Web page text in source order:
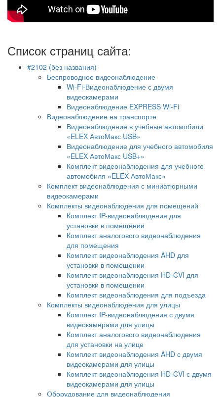
Список страниц сайта:
#2102 (без названия)
Беспроводное видеонаблюдение
Wi-Fi-Видеонаблюдение с двумя
видеокамерами
Видеонаблюдение EXPRESS Wi-Fi
Видеонаблюдение на транспорте
Видеонаблюдение в учебные автомобили
«ELEX АвтоМакс USB»
Видеонаблюдение для учебного автомобиля
«ELEX АвтоМакс USB+»
Комплект видеонаблюдения для учебного
автомобиля «ELEX АвтоМакс»
Комплект видеонаблюдения с миниатюрными
видеокамерами
Комплекты видеонаблюдения для помещений
Комплект IP-видеонаблюдения для
установки в помещении
Комплект аналогового видеонаблюдения
для помещения
Комплект видеонаблюдения AHD для
установки в помещении
Комплект видеонаблюдения HD-CVI для
установки в помещении
Комплект видеонаблюдения для подъезда
Комплекты видеонаблюдения для улицы
Комплект IP-видеонаблюдения с двумя
видеокамерами для улицы
Комплект аналогового видеонаблюдения
для установки на улице
Комплект видеонаблюдения AHD с двумя
видеокамерами для улицы
Комплект видеонаблюдения HD-CVI с двумя
видеокамерами для улицы
Оборудование для видеонаблюдения